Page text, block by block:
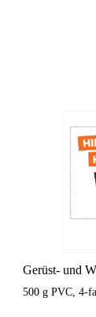
Gerüst- und
500 g PVC, 4-